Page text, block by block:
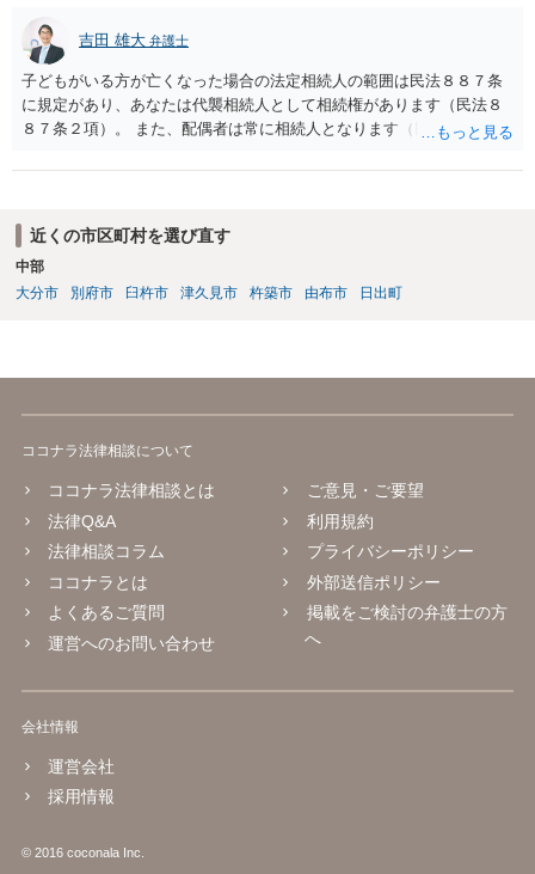
吉田 雄大 弁護士
子どもがいる方が亡くなった場合の法定相続人の範囲は民法８８７条
に規定があり、あなたは代襲相続人として相続権があります（民法８
８７条２項）。 また、配偶者は常に相続人となります（民法８９０
も相続権があります。つまり、孫５人に加えて「おじ又はおば」にも
近くの市区町村を選び直す
中部
大分市
別府市 臼杵市 津久見市 杵築市 由布市 日出町
ココナラ法律相談について
ココナラ法律相談とは
法律Q&A
法律相談コラム
ココナラとは
よくあるご質問
運営へのお問い合わせ
ご意見・ご要望
利用規約
プライバシーポリシー
外部送信ポリシー
掲載をご検討の弁護士の方
へ
会社情報
運営会社
採用情報
© 2016 coconala Inc.